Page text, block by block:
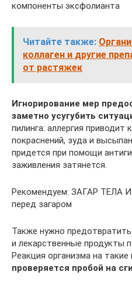
компоненты эксфолианта
Читайте также:
коллаген и другие
от растяжек
Игнорирование мер
заметно усугубить
пилинга: аллергия приводит
покраснений, зуда и
придется при помощи
заживления затянется.
Рекомендуем: ЗАГАР ТЕЛА
перед загаром
Также нужно
и лекарственные продукты
Реакция организма на
проверяется пробой на